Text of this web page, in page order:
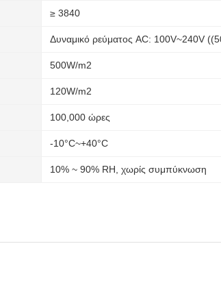
≥ 3840
Δυναμικό ρεύματος AC: 100V~240V
500W/m2
120W/m2
100,000 ώρες
-10°C~+40°C
10% ~ 90% RH, χωρίς συμπύκνωση